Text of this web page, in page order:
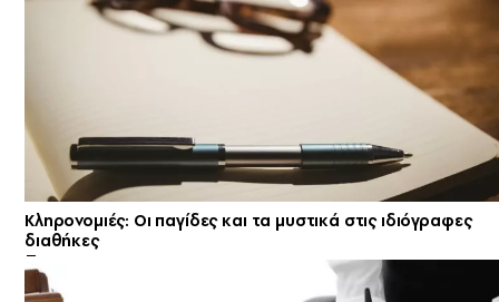
Κληρονομιές: Οι παγίδες και τα μυστικά στις ιδιόγραφες
διαθήκες